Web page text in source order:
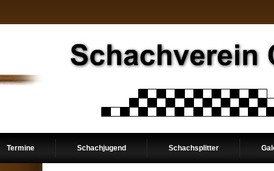
Termine Schachjugend Schachsplitter